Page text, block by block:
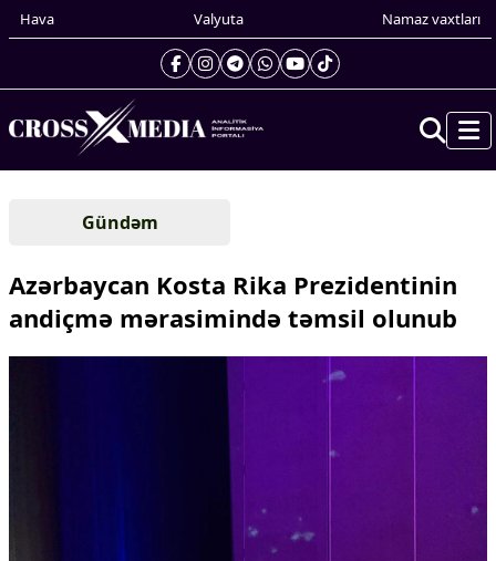
Hava Valyuta Namaz vaxtları
Gündəm
Xarici xəbərlər
Cənubi Qafqaz
Gündəm
Azərbaycan Kosta Rika Prezidentinin
andiçmə mərasimində təmsil olunub